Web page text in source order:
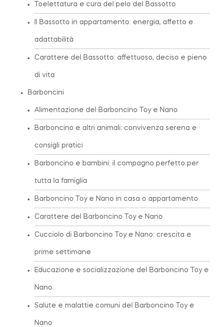
Toelettatura e cura del pelo del Bassotto
Il Bassotto in appartamento: energia, affetto e
adattabilità
Carattere del Bassotto: affettuoso, deciso e pieno
di vita
Barboncini
Alimentazione del Barboncino Toy e Nano
Barboncino e altri animali: convivenza serena e
consigli pratici
Barboncino e bambini: il compagno perfetto per
tutta la famiglia
Barboncino Toy e Nano in casa o appartamento
Carattere del Barboncino Toy e Nano
Cucciolo di Barboncino Toy e Nano: crescita e
prime settimane
Educazione e socializzazione del Barboncino Toy e
Nano
Salute e malattie comuni del Barboncino Toy e
Nano